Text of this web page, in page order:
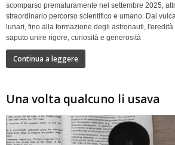
scomparso prematuramente nel settembre 2025,
straordinario percorso scientifico e umano. Dai
lunari, fino alla formazione degli astronauti,
saputo unire rigore, curiosità e generosità
Continua a leggere
Una volta qualcuno li usava